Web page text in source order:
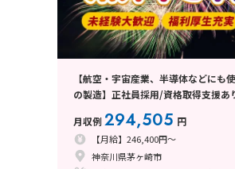
【航空・宇宙産業、半導体などにも
の製造】正社員採用/資格取得支援
月収例294,505 円
【月給】246,400円～
神奈川県茅ヶ崎市